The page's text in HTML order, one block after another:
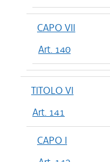
CAPO VII
Art. 140
TITOLO VI
Art. 141
CAPO I